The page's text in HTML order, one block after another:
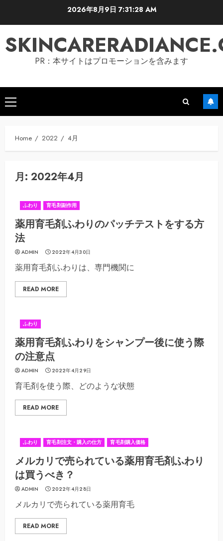
2026年8月9日 7:31:30 AM
PR：本サイトはプロモーションを含みます
Primary
Menu
Home 2022 4月
月: 2022年4月
ふわり 育毛剤副作用
薬用育毛剤ふわりのパッチテストをする方
法
ADMIN 2022年4月30日
薬用育毛剤ふわりは、専門機関に
READ MORE
ふわり
薬用育毛剤ふわりをシャンプー後に使う際
の注意点
ADMIN 2022年4月29日
育毛剤を使う際、どのような状態
READ MORE
ふわり 育毛剤注文・購入の仕方 育毛剤購入価格
メルカリで売られている薬用育毛剤ふわり
は買うべき？
ADMIN 2022年4月28日
メルカリで売られている薬用育毛
READ MORE